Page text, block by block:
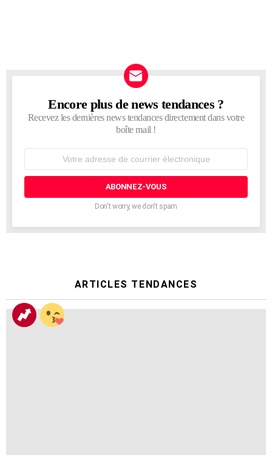
NEWSLETTER
Encore plus de news tendances ?
Recevez les dernières news tendances directement dans votre
boîte mail !
courrier
Don't worry, we don't spam
ARTICLES TENDANCES